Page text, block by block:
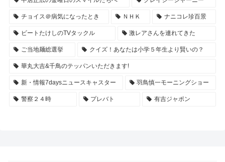
チョイス＠病気になったとき ＮＨＫ ナニコレ珍百景
ビートたけしのTVタックル 激レアさんを連れてきた
ご当地麺総選挙 クイズ！あなたは小学５年生より賢いの？
華丸大吉&千鳥のテッパンいただきます!
新・情報7daysニュースキャスター 羽鳥慎一モーニングショー
警察２４時 プレバト 有吉ジャポン